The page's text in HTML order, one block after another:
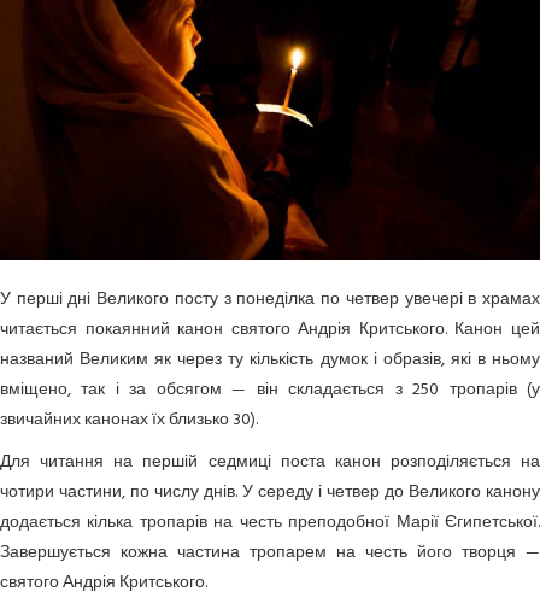
У перші дні Великого посту з понеділка по четвер увечері в храмах
читається покаянний канон святого Андрія Критського. Канон цей
названий Великим як через ту кількість думок і образів, які в ньому
вміщено, так і за обсягом — він складається з 250 тропарів (у
звичайних канонах їх близько 30).
Для читання на першій седмиці поста канон розподіляється на
чотири частини, по числу днів. У середу і четвер до Великого канону
додається кілька тропарів на честь преподобної Марії Єгипетської.
Завершується кожна частина тропарем на честь його творця —
святого Андрія Критського.